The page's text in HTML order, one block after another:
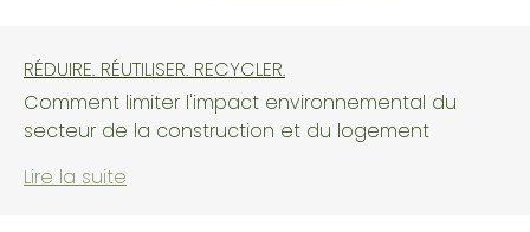
RÉDUIRE. RÉUTILISER. RECYCLER.
Comment limiter l'impact environnemental du
secteur de la construction et du logement
Lire la suite